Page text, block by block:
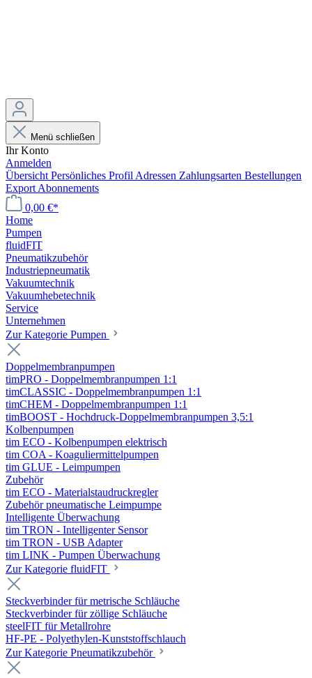
Menü schließen
Ihr Konto
Anmelden
Übersicht Persönliches Profil Adressen Zahlungsarten Bestellungen
Export Abonnements
0,00 €*
Home
Pumpen
fluidFIT
Pneumatikzubehör
Industriepneumatik
Vakuumtechnik
Vakuumhebetechnik
Service
Unternehmen
Zur Kategorie Pumpen
Doppelmembranpumpen
timPRO - Doppelmembranpumpen 1:1
timCLASSIC - Doppelmembranpumpen 1:1
timCHEM - Doppelmembranpumpen 1:1
timBOOST - Hochdruck-Doppelmembranpumpen 3,5:1
Kolbenpumpen
tim ECO - Kolbenpumpen elektrisch
tim COA - Koaguliermittelpumpen
tim GLUE - Leimpumpen
Zubehör
tim ECO - Materialstaudruckregler
Zubehör pneumatische Leimpumpe
Intelligente Überwachung
tim TRON - Intelligenter Sensor
tim TRON - USB Adapter
tim LINK - Pumpen Überwachung
Zur Kategorie fluidFIT
Steckverbinder für metrische Schläuche
Steckverbinder für zöllige Schläuche
steelFIT für Metallrohre
HF-PE - Polyethylen-Kunststoffschlauch
Zur Kategorie Pneumatikzubehör